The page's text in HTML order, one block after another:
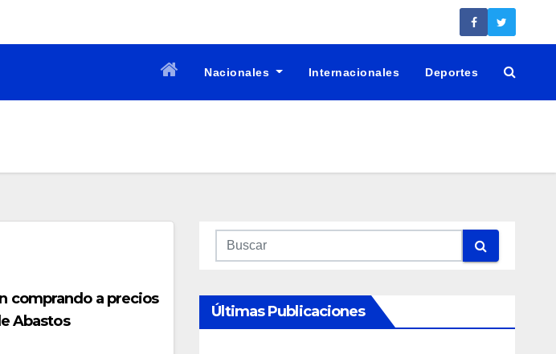
Nacionales Internacionales Deportes
comprando a precios
Abastos
Últimas Publicaciones